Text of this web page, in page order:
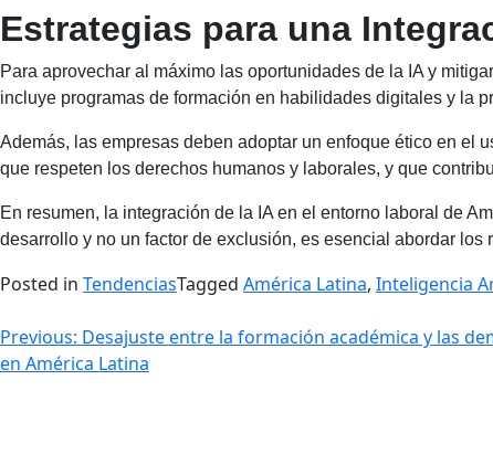
Estrategias para una
Para aprovechar al máximo las oportunidades de la IA y
incluye programas de formación en habilidades digitales y la
Además, las empresas deben adoptar un enfoque ético en el
que respeten los derechos humanos y laborales, y que
En resumen, la integración de la IA en el entorno laboral de
desarrollo y no un factor de exclusión, es esencial abordar
Posted in TendenciasTagged América Latina, Inteligencia
Navegación
de
Previous: Desajuste entre la formación académica y las
en América Latina